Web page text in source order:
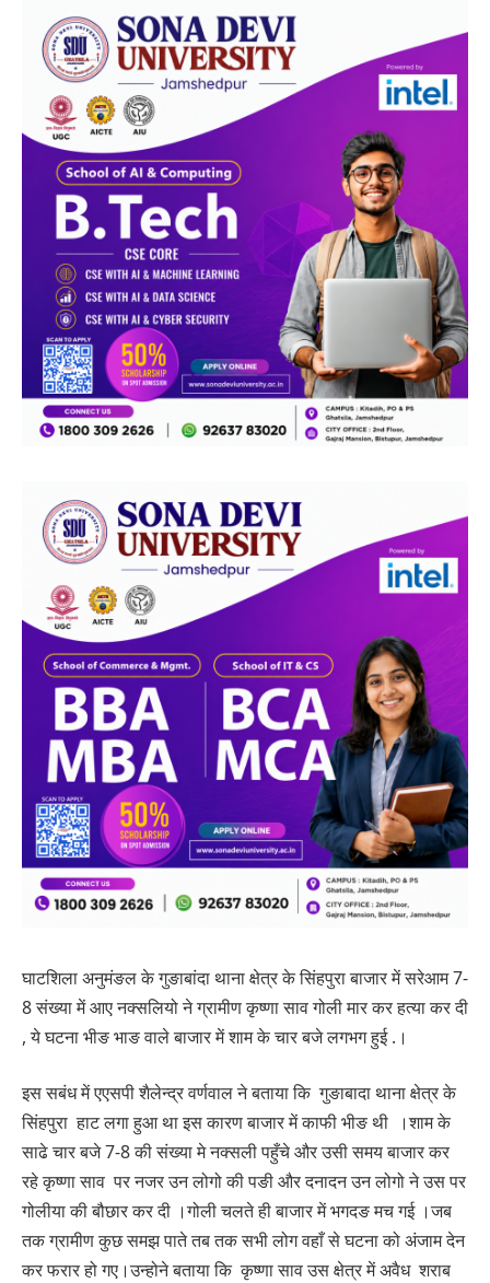
घाटशिला अनुमंङल के गुङाबांदा थाना क्षेत्र के सिंहपुरा बाजार में सरेआम 7-
8 संख्या में आए नक्सलियो ने ग्रामीण कृष्णा साव गोली मार कर हत्या कर दी
, ये घटना भीङ भाङ वाले बाजार में शाम के चार बजे लगभग हुई .।
इस सबंध में एएसपी शैलेन्द्र वर्णवाल ने बताया कि गुङाबादा थाना क्षेत्र के
सिंहपुरा हाट लगा हुआ था इस कारण बाजार में काफी भीङ थी ।शाम के
साढे चार बजे 7-8 की संख्या मे नक्सली पहुँचे और उसी समय बाजार कर
रहे कृष्णा साव पर नजर उन लोगो की पङी और दनादन उन लोगो ने उस पर
गोलीया की बौछार कर दी ।गोली चलते ही बाजार में भगदङ मच गई ।जब
तक ग्रामीण कुछ समझ पाते तब तक सभी लोग वहाँ से घटना को अंजाम देन
कर फरार हो गए।उन्होने बताया कि कृष्णा साव उस क्षेत्र में अवैध शराब